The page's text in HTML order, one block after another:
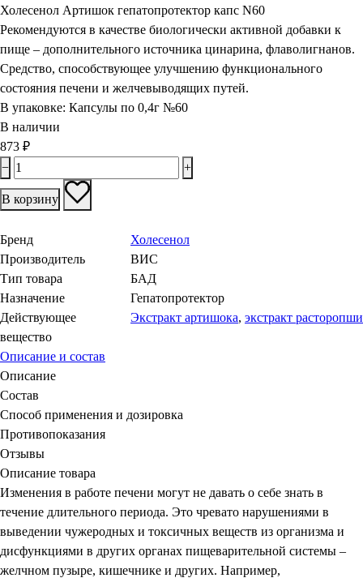
Холесенол Артишок гепатопротектор капс N60
Рекомендуются в качестве биологически активной добавки к
пище – дополнительного источника цинарина, флаволигнанов.
Средство, способствующее улучшению функционального
состояния печени и желчевыводящих путей.
В упаковке: Капсулы по 0,4г №60
В наличии
873 ₽
−
+
В корзину
Бренд
Холесенол
Производитель
ВИС
Тип товара
БАД
Назначение
Гепатопротектор
Действующее
вещество
Экстракт артишока, экстракт расторопши
Описание и состав
Описание
Состав
Способ применения и дозировка
Противопоказания
Отзывы
Описание товара
Изменения в работе печени могут не давать о себе знать в
течение длительного периода. Это чревато нарушениями в
выведении чужеродных и токсичных веществ из организма и
дисфункциями в других органах пищеварительной системы –
желчном пузыре, кишечнике и других. Например,